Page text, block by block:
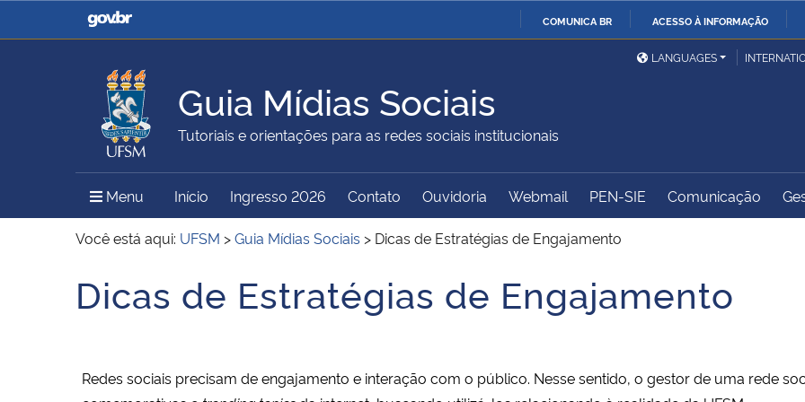
COMUNICA BR ACESSO À INFORMAÇÃO
Casa Civil
Ministério da Justiça e
Ministério da Defesa
Ministério das Relações
Exteriores
Ministério da Agricultura,
Pecuária e Abastecimento
Ministério da Educação Ministério da Cidadania
Ministério do Meio Ambiente Ministério do Turismo
Ministério do
Desenvolvimento Regional
Controladoria-Geral da
União
Secretaria de Governo
Gabinete de Segurança
Advocacia-Geral da União Banco Central do Brasil
LANGUAGES
Guia Mídias Sociais
Tutoriais e orientações para as redes sociais institucionais
Menu Menu Principal do Sítio
Início Ingresso 2026 Contato Ouvidoria Webmail PEN-SIE Comunicação
Você está aqui: UFSM >Guia Mídias Sociais > Dicas de Estratégias de Engajamento
Início do conteúdo
Dicas de Estratégias de Engajamento
Redes sociais precisam de engajamento e interação com o público. Nesse sentido, o gestor de uma rede